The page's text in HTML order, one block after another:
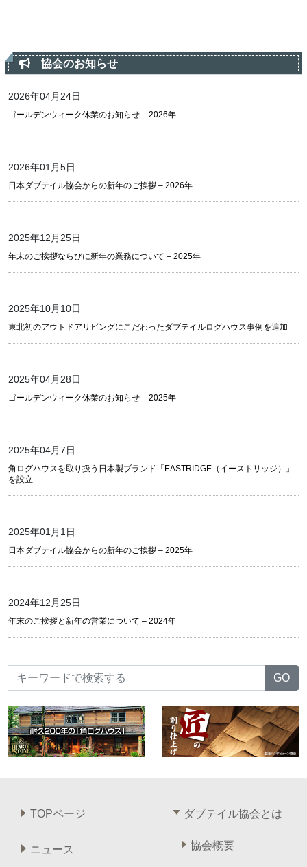
協会のお知らせ
2026年04月24日
ゴールデンウィーク休業のお知らせ – 2026年
2026年01月5日
日本ダブテイル協会からの新年のご挨拶 – 2026年
2025年12月25日
年末のご挨拶ならびに新年の業務について – 2025年
2025年10月10日
東北初のアウトドアリビングにこだわったダブテイルログハウス事例を追加
2025年04月28日
ゴールデンウィーク休業のお知らせ – 2025年
2025年04月7日
角ログハウスを取り扱う日本製ブランド「EASTRIDGE（イーストリッジ）」
を設立
2025年01月1日
日本ダブテイル協会からの新年のご挨拶 – 2025年
2024年12月25日
年末のご挨拶と新年の営業について – 2024年
TOPページ
ニュース
ダブテイル協会とは
協会概要